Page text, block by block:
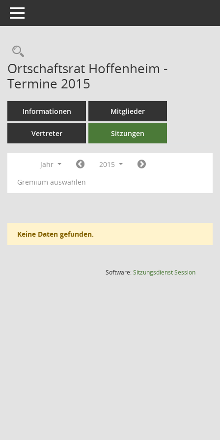
Toggle navigation
Ortschaftsrat Hoffenheim -
Termine 2015
Informationen Mitglieder
Vertreter Sitzungen
Jahr
2015
Gremium auswählen
Keine Daten gefunden.
Software:SitzungsdienstSession(Wird in